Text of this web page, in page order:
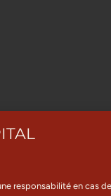
responsabilité en cas